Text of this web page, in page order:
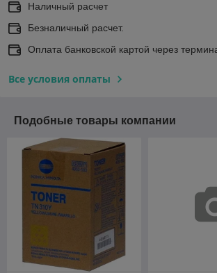
Наличный расчет
Безналичный расчет.
Оплата банковской картой через
Все условия оплаты
Подобные товары компании